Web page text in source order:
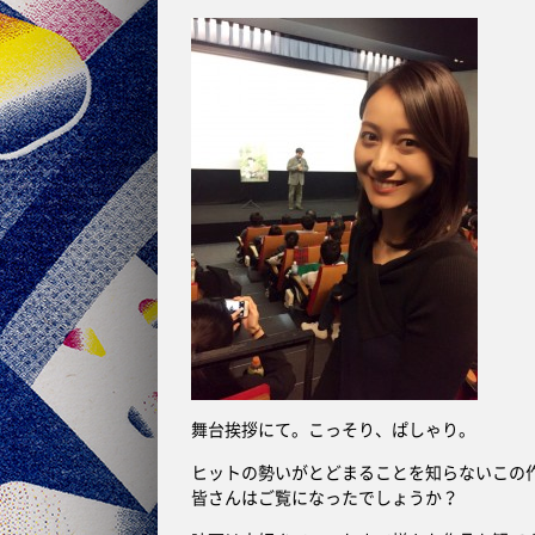
舞台挨拶にて。こっそり、ぱしゃり。
ヒットの勢いがとどまることを知らないこの
皆さんはご覧になったでしょうか？